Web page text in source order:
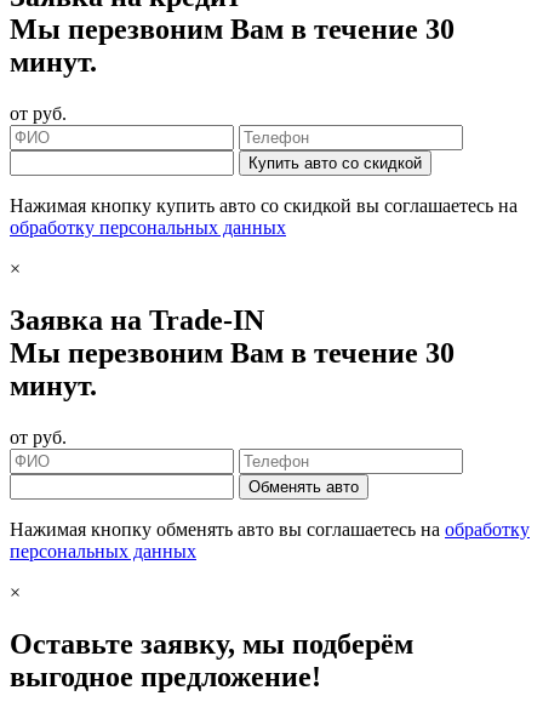
Мы перезвоним Вам в течение 30
минут.
от руб.
Купить авто со скидкой
Нажимая кнопку купить авто со скидкой вы соглашаетесь на
обработку персональных данных
×
Заявка на Trade-IN
Мы перезвоним Вам в течение 30
минут.
от руб.
Обменять авто
Нажимая кнопку обменять авто вы соглашаетесь на обработку
персональных данных
×
Оставьте заявку, мы подберём
выгодное предложение!